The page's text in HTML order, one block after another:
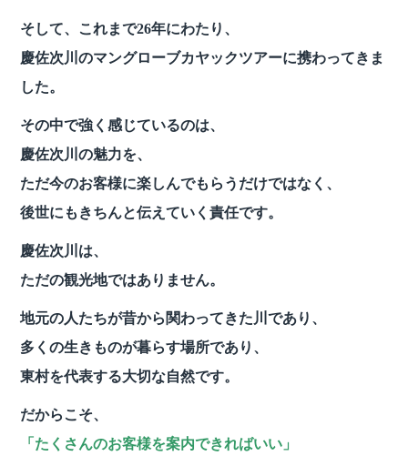
そして、これまで26年にわたり、
慶佐次川のマングローブカヤックツアーに携わってきま
した。
その中で強く感じているのは、
慶佐次川の魅力を、
ただ今のお客様に楽しんでもらうだけではなく、
後世にもきちんと伝えていく責任です。
慶佐次川は、
ただの観光地ではありません。
地元の人たちが昔から関わってきた川であり、
多くの生きものが暮らす場所であり、
東村を代表する大切な自然です。
だからこそ、
「たくさんのお客様を案内できればいい」